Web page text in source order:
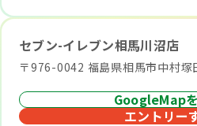
セブン-イレブン相馬川沼店
〒976-0042 福島県相馬市中村塚
GoogleMap
エントリー